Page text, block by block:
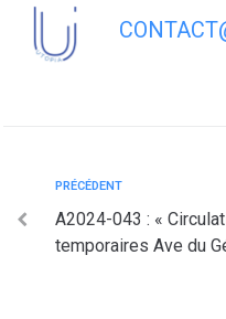
PRÉCÉDENT
A2024-043 : «
temporaires Ave du